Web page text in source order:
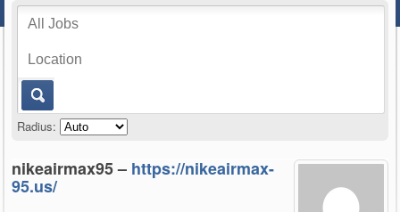
Radius:
nikeairmax95 – https://nikeairmax-
95.us/